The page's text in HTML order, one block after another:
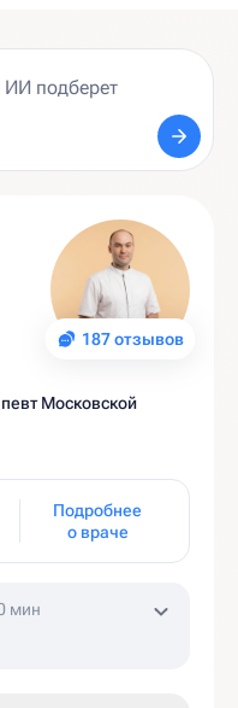
187 отзывов
Московской
Подробнее
о враче
мин